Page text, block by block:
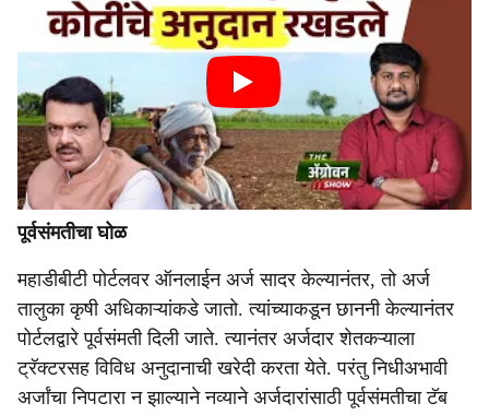
पूर्वसंमतीचा घोळ
महाडीबीटी पोर्टलवर ऑनलाईन अर्ज सादर केल्यानंतर, तो अर्ज
तालुका कृषी अधिकाऱ्यांकडे जातो. त्यांच्याकडून छाननी केल्यानंतर
पोर्टलद्वारे पूर्वसंमती दिली जाते. त्यानंतर अर्जदार शेतकऱ्याला
ट्रॅक्टरसह विविध अनुदानाची खरेदी करता येते. परंतु निधीअभावी
अर्जांचा निपटारा न झाल्याने नव्याने अर्जदारांसाठी पूर्वसंमतीचा टॅब